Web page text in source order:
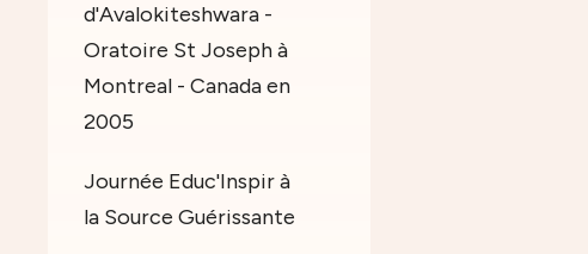
d'Avalokiteshwara -
Oratoire St Joseph à
Montreal - Canada en
2005
Journée Educ'Inspir à
la Source Guérissante